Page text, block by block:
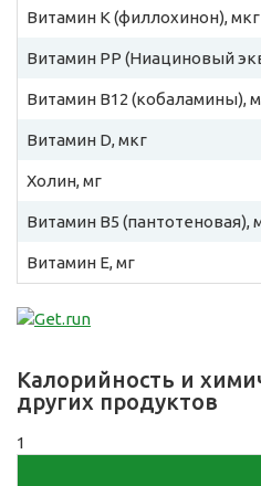
Витамин К (филлохинон), мкг
Витамин PP (Ниациновый
Витамин B12 (кобаламины),
Витамин D, мкг
Холин, мг
Витамин B5 (пантотеновая),
Витамин E, мг
Калорийность и
других продуктов
1